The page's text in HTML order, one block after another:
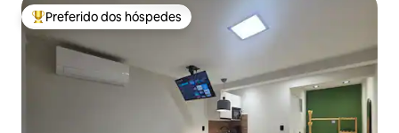
Entre os melhores preferidos dos hóspedes
Preferido dos hóspedes